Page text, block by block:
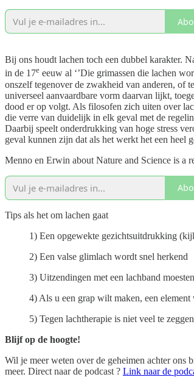
Bij ons houdt lachen toch een dubbel karakter.
in de 17e eeuw al ‘’Die grimassen die lachen
onszelf tegenover de zwakheid van anderen, of
universeel aanvaardbare vorm daarvan lijkt,
dood er op volgt. Als filosofen zich uiten over
die verre van duidelijk in elk geval met de
Daarbij speelt onderdrukking van hoge stress
geval kunnen zijn dat als het werkt het een heel
Menno en Erwin about Nature and Science is a
Tips als het om lachen gaat
1) Een opgewekte gezichtsuitdrukking
2) Een valse glimlach wordt snel herkend
3) Uitzendingen met een lachband
4) Als u een grap wilt maken, een
5) Tegen lachtherapie is niet veel te
Blijf op de hoogte!
Wil je meer weten over de geheimen achter ons
meer. Direct naar de podcast ? Link naar de